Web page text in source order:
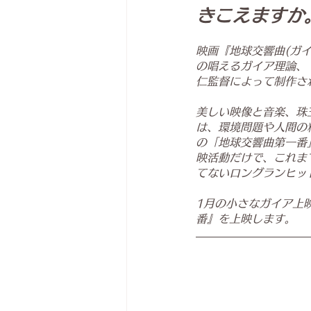
きこえますか
映画『地球交響曲(ガ
の唱えるガイア理論
仁監督によって制作
美しい映像と音楽、
は、環境問題や人間
の「地球交響曲第一
映活動だけで、これ
てないロングランヒ
1月の小さなガイア上
番』を上映します。